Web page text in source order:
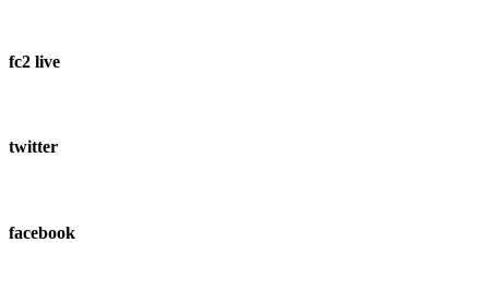
fc2 live
twitter
facebook